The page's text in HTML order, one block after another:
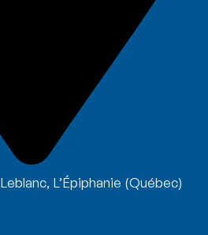
L’Épiphanie (Québec)